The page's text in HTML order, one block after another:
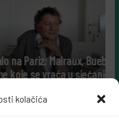
kolačića
Malraux, Bueb i
vraća u sjećanje